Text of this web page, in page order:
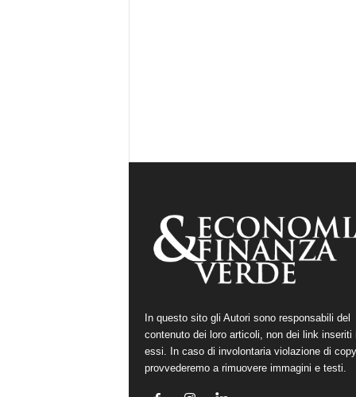
In questo sito gli Autori sono responsabili del
contenuto dei loro articoli, non dei link inseriti
essi. In caso di involontaria violazione di
provvederemo a rimuovere immagini e testi.